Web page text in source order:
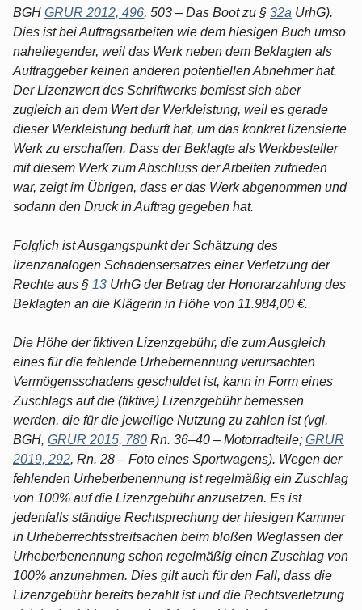
BGH GRUR 2012, 496, 503 – Das Boot zu § 32a UrhG).
Dies ist bei Auftragsarbeiten wie dem hiesigen Buch umso
naheliegender, weil das Werk neben dem Beklagten als
Auftraggeber keinen anderen potentiellen Abnehmer hat.
Der Lizenzwert des Schriftwerks bemisst sich aber
zugleich an dem Wert der Werkleistung, weil es gerade
dieser Werkleistung bedurft hat, um das konkret lizensierte
Werk zu erschaffen. Dass der Beklagte als Werkbesteller
mit diesem Werk zum Abschluss der Arbeiten zufrieden
war, zeigt im Übrigen, dass er das Werk abgenommen und
sodann den Druck in Auftrag gegeben hat.
Folglich ist Ausgangspunkt der Schätzung des
lizenzanalogen Schadensersatzes einer Verletzung der
Rechte aus § 13 UrhG der Betrag der Honorarzahlung des
Beklagten an die Klägerin in Höhe von 11.984,00 €.
Die Höhe der fiktiven Lizenzgebühr, die zum Ausgleich
eines für die fehlende Urhebernennung verursachten
Vermögensschadens geschuldet ist, kann in Form eines
Zuschlags auf die (fiktive) Lizenzgebühr bemessen
werden, die für die jeweilige Nutzung zu zahlen ist (vgl.
BGH, GRUR 2015, 780 Rn. 36–40 – Motorradteile; GRUR
2019, 292, Rn. 28 – Foto eines Sportwagens). Wegen der
fehlenden Urheberbenennung ist regelmäßig ein Zuschlag
von 100% auf die Lizenzgebühr anzusetzen. Es ist
jedenfalls ständige Rechtsprechung der hiesigen Kammer
in Urheberrechtsstreitsachen beim bloßen Weglassen der
Urheberbenennung schon regelmäßig einen Zuschlag von
100% anzunehmen. Dies gilt auch für den Fall, dass die
Lizenzgebühr bereits bezahlt ist und die Rechtsverletzung